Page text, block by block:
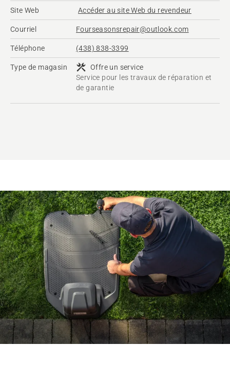
Site Web Accéder au site Web du revendeur
Courriel Fourseasonsrepair@outlook.com
Téléphone (438) 838-3399
Type de magasin
Offre un service
Service pour les travaux de réparation et
de garantie